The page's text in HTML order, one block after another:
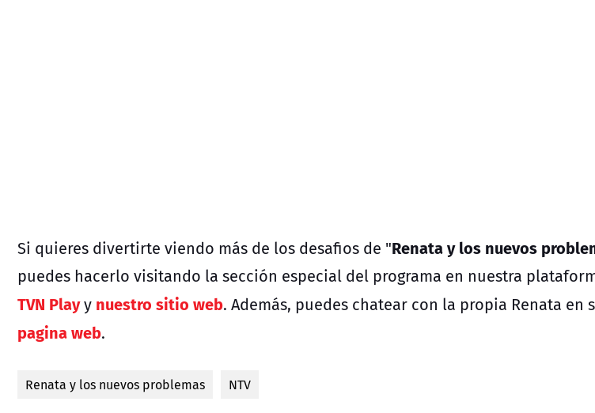
Si quieres divertirte viendo más de los desafios de "Renata y los nuevos
puedes hacerlo visitando la sección especial del programa en nuestra
TVN Playy nuestro sitio web. Además, puedes chatear con la propia Renata en
pagina web.
Renata y los nuevos problemas NTV